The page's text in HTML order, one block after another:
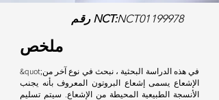
رقم NCT:NCT01199978
ملخص
&quot;في هذه الدراسة البحثية ، نبحث في نوع آخر من
الإشعاع يسمى إشعاع البروتون المعروف بأنه يجنب
الأنسجة الطبيعية المحيطة من الإشعاع. سيتم تسليم